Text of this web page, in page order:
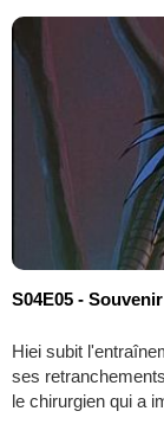
S04E05 -
Hiei subit
ses
le chirurgien qui a